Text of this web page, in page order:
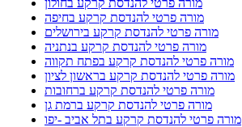
מורה פרטי להנדסת קרקע בחיפה
מורה פרטי להנדסת קרקע בירושלים
מורה פרטי להנדסת קרקע בנתניה
מורה פרטי להנדסת קרקע בפתח תקווה
מורה פרטי להנדסת קרקע בראשון לציון
מורה פרטי להנדסת קרקע ברחובות
מורה פרטי להנדסת קרקע ברמת גן
מורה פרטי להנדסת קרקע בתל אביב -יפו